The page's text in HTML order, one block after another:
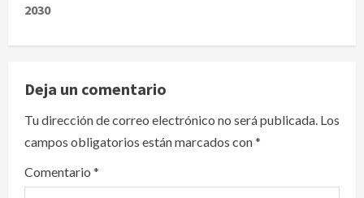
n
a
v
i
g
a
2030
Deja un comentario
Tu dirección de correo electrónico no será publicada. Los
campos obligatorios están marcados con*
Comentario *